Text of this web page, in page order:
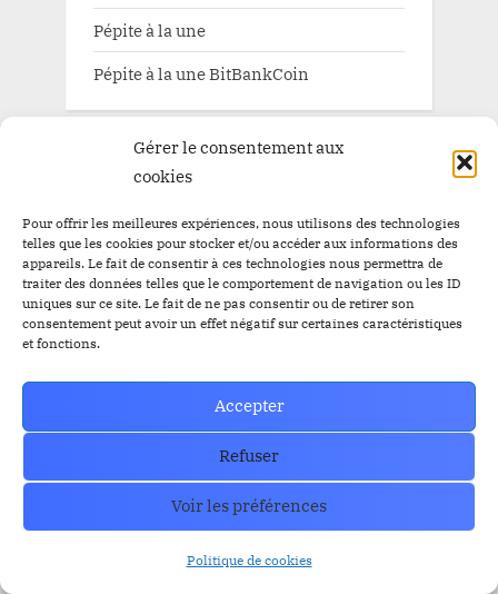
Gérer le consentement aux
cookies
Pour offrir les meilleures expériences, nous utilisons des technologies
telles que les cookies pour stocker et/ou accéder aux informations des
appareils. Le fait de consentir à ces technologies nous permettra de
traiter des données telles que le comportement de navigation ou les ID
uniques sur ce site. Le fait de ne pas consentir ou de retirer son
consentement peut avoir un effet négatif sur certaines caractéristiques
et fonctions.
Accepter
Refuser
Voir les préférences
Politique de cookies
Pépite à la une
Pépite à la une BitBankCoin
TAGS
$BBC$YEMAirdropAirdrop
$BBCAirdrops Altcoins ArgentineAudit
Binance BitBankCoin
BitBankCoin Visa Card NFTs
bitcoin Bitwise BlackRockBRICS
Craig Wrightcrypto
ETF Bitcoin ETF Bitcoin Spot
ETF EthereumETFsethereum FBI FED
GRAYSCALEIEOl'orListing